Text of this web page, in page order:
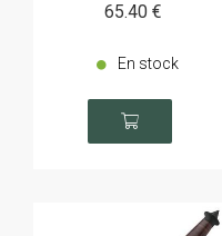
65.40 €
En stock